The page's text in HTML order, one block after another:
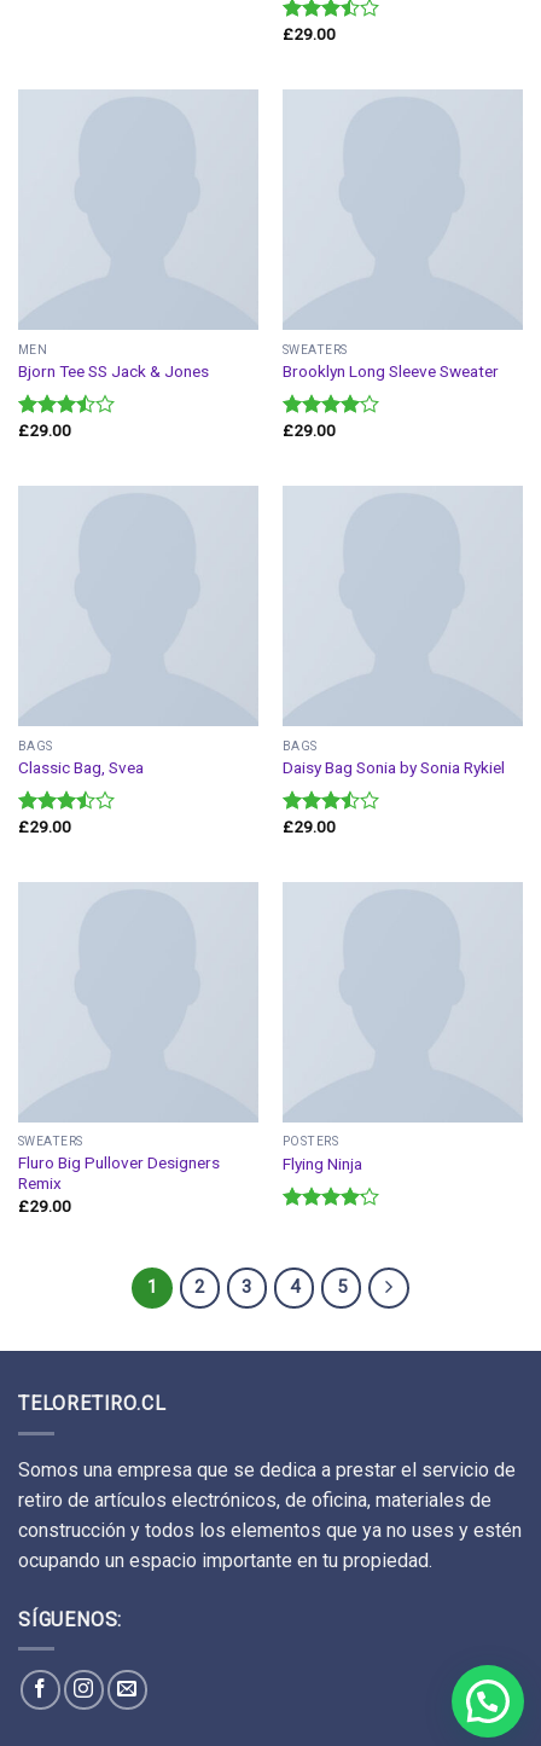
Valorado
£29.00
MEN
Bjorn Tee SS Jack & Jones
Valorado
£29.00
SWEATERS
Brooklyn Long Sleeve Sweater
Valorado
£29.00
BAGS
Classic Bag, Svea
Valorado
£29.00
BAGS
Daisy Bag Sonia by Sonia Rykiel
Valorado
£29.00
SWEATERS
Fluro Big Pullover Designers
Remix
£29.00
POSTERS
Flying Ninja
de 5
1 2 3 4 5
TELORETIRO.CL
Somos una empresa que se dedica a prestar el servicio de
retiro de artículos electrónicos, de oficina, materiales de
construcción y todos los elementos que ya no uses y estén
ocupando un espacio importante en tu propiedad.
SÍGUENOS: